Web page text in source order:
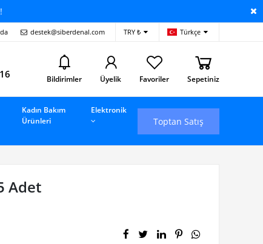
destek@siberdenal.com TRY ₺ Türkçe
Bildirimler Üyelik Favoriler Sepetiniz
Kadın Bakım
Ürünleri
Elektronik
Toptan Satış
Adet